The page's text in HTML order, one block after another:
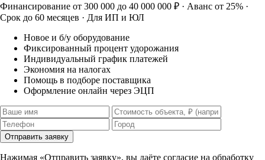
Финансирование от 300 000 до 40 000 000 ₽ · Аванс от 25% ·
Срок до 60 месяцев · Для ИП и ЮЛ
Новое и б/у оборудование
Фиксированный процент удорожания
Индивидуальный график платежей
Экономия на налогах
Помощь в подборе поставщика
Оформление онлайн через ЭЦП
Отправить заявку
Нажимая «Отправить заявку», вы даёте согласие на обработку